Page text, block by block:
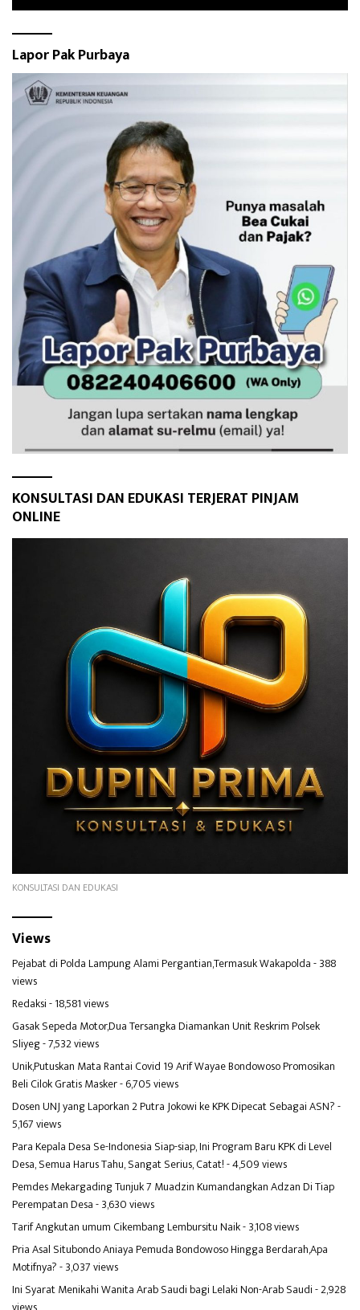
Lapor Pak Purbaya
KONSULTASI DAN EDUKASI TERJERAT PINJAM
ONLINE
KONSULTASI DAN EDUKASI
Views
Pejabat di Polda Lampung Alami Pergantian,Termasuk Wakapolda- 388
views
Redaksi- 18,581 views
Gasak Sepeda Motor,Dua Tersangka Diamankan Unit Reskrim Polsek
Sliyeg- 7,532 views
Unik,Putuskan Mata Rantai Covid 19 Arif Wayae Bondowoso Promosikan
Beli Cilok Gratis Masker- 6,705 views
Dosen UNJ yang Laporkan 2 Putra Jokowi ke KPK Dipecat Sebagai ASN?-
5,167 views
Para Kepala Desa Se-Indonesia Siap-siap, Ini Program Baru KPK di Level
Desa, Semua Harus Tahu, Sangat Serius, Catat!- 4,509 views
Pemdes Mekargading Tunjuk 7 Muadzin Kumandangkan Adzan Di Tiap
Perempatan Desa- 3,630 views
Tarif Angkutan umum Cikembang Lembursitu Naik- 3,108 views
Pria Asal Situbondo Aniaya Pemuda Bondowoso Hingga Berdarah,Apa
Motifnya?- 3,037 views
Ini Syarat Menikahi Wanita Arab Saudi bagi Lelaki Non-Arab Saudi- 2,928